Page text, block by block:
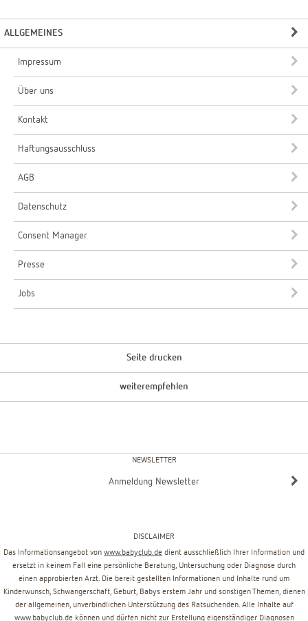
ALLGEMEINES
Impressum
Über uns
Kontakt
Haftungsausschluss
AGB
Datenschutz
Consent Manager
Presse
Jobs
Seite drucken
weiterempfehlen
NEWSLETTER
Anmeldung Newsletter
DISCLAIMER
Das Informationsangebot von www.babyclub.de dient ausschließlich Ihrer Information und
ersetzt in keinem Fall eine persönliche Beratung, Untersuchung oder Diagnose durch
einen approbierten Arzt. Die bereit gestellten Informationen und Inhalte rund um
Kinderwunsch, Schwangerschaft, Geburt, Babys erstem Jahr und sonstigen Themen, dienen
der allgemeinen, unverbindlichen Unterstützung des Ratsuchenden. Alle Inhalte auf
www.babyclub.de können und dürfen nicht zur Erstellung eigenständiger Diagnosen